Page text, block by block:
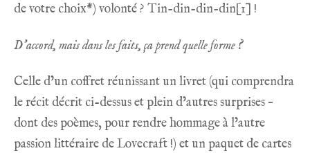
de votre choix*) volonté ? Tin-din-din-din[1] !
D’accord, mais dans les faits, ça prend quelle forme ?
Celle d’un coffret réunissant un livret (qui comprendra
le récit décrit ci-dessus et plein d’autres surprises –
dont des poèmes, pour rendre hommage à l’autre
passion littéraire de Lovecraft !) et un paquet de cartes